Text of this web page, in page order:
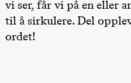
20.00
Pinquins &
Kjersti Alm
vi ser, får vi på en eller
til å sirkulere. Del
ordet!